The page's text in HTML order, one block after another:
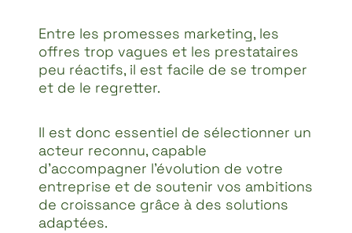
Entre les promesses marketing, les
offres trop vagues et les prestataires
peu réactifs, il est facile de se tromper
et de le regretter.
Il est donc essentiel de sélectionner un
acteur reconnu, capable
d’accompagner l’évolution de votre
entreprise et de soutenir vos ambitions
de croissance grâce à des solutions
adaptées.